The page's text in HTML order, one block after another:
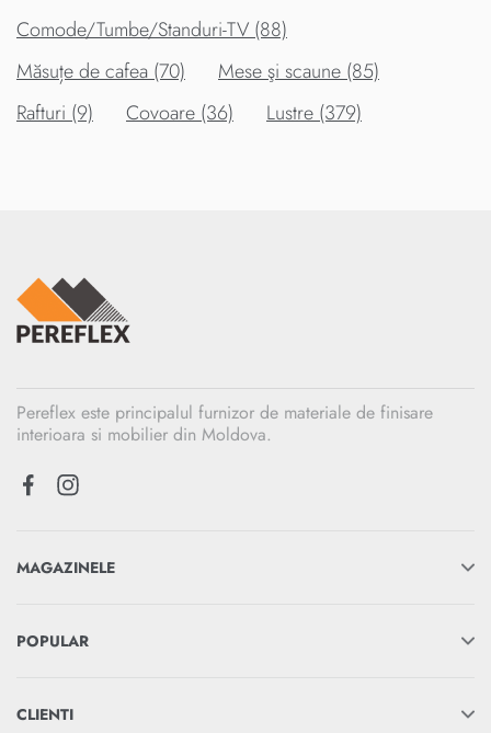
Comode/Tumbe/Standuri-TV (88)
Măsuțe de cafea (70)
Mese şi scaune (85)
Rafturi (9)
Covoare (36) Lustre (379)
Pereflex este principalul furnizor de materiale de finisare
interioara si mobilier din Moldova.
MAGAZINELE
POPULAR
CLIENTI